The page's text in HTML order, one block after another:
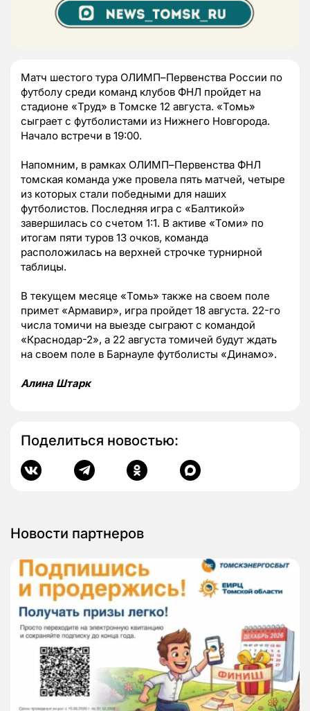
Матч шестого тура ОЛИМП–Первенства России по
футболу среди команд клубов ФНЛ пройдет на
стадионе «Труд» в Томске 12 августа. «Томь»
сыграет с футболистами из Нижнего Новгорода.
Начало встречи в 19:00.
Напомним, в рамках ОЛИМП–Первенства ФНЛ
томская команда уже провела пять матчей, четыре
из которых стали победными для наших
футболистов. Последняя игра с «Балтикой»
завершилась со счетом 1:1. В активе «Томи» по
итогам пяти туров 13 очков, команда
расположилась на верхней строчке турнирной
таблицы.
В текущем месяце «Томь» также на своем поле
примет «Армавир», игра пройдет 18 августа. 22-го
числа томичи на выезде сыграют с командой
«Краснодар-2», а 22 августа томичей будут ждать
на своем поле в Барнауле футболисты «Динамо».
Алина Штарк
Поделиться новостью:
Новости партнеров